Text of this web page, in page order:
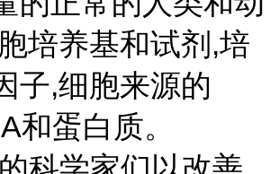
培养基和试剂,培
子,细胞来源的
和蛋白质。